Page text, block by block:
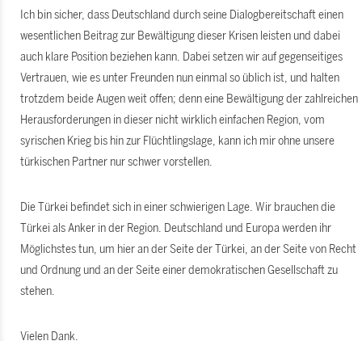
Ich bin sicher, dass Deutschland durch seine Dialogbereitschaft einen
wesentlichen Beitrag zur Bewältigung dieser Krisen leisten und dabei
auch klare Position beziehen kann. Dabei setzen wir auf gegenseitiges
Vertrauen, wie es unter Freunden nun einmal so üblich ist, und halten
trotzdem beide Augen weit offen; denn eine Bewältigung der zahlreichen
Herausforderungen in dieser nicht wirklich einfachen Region, vom
syrischen Krieg bis hin zur Flüchtlingslage, kann ich mir ohne unsere
türkischen Partner nur schwer vorstellen.
Die Türkei befindet sich in einer schwierigen Lage. Wir brauchen die
Türkei als Anker in der Region. Deutschland und Europa werden ihr
Möglichstes tun, um hier an der Seite der Türkei, an der Seite von Recht
und Ordnung und an der Seite einer demokratischen Gesellschaft zu
stehen.
Vielen Dank.